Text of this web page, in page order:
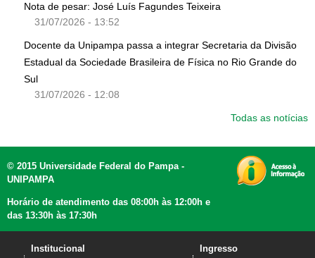
Nota de pesar: José Luís Fagundes Teixeira
31/07/2026 - 13:52
Docente da Unipampa passa a integrar Secretaria da Divisão
Estadual da Sociedade Brasileira de Física no Rio Grande do
Sul
31/07/2026 - 12:08
Todas as notícias
© 2015 Universidade Federal do Pampa -
UNIPAMPA
Horário de atendimento das 08:00h às 12:00h e
das 13:30h às 17:30h
Institucional Ingresso